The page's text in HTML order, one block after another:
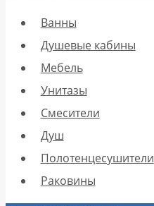
Ванны
Душевые кабины
Мебель
Унитазы
Смесители
Душ
Полотенцесушители
Раковины